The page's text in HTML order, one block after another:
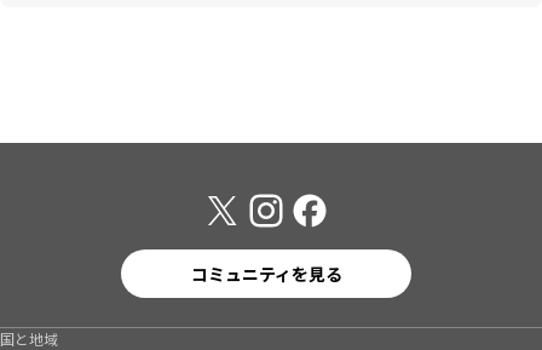
コミュニティを見る
国と地域